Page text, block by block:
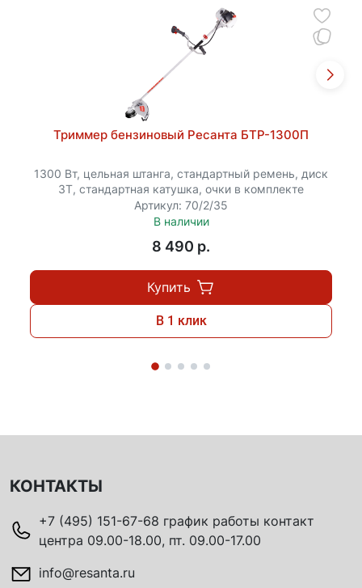
Триммер бензиновый Ресанта БТР-1300П
1300 Вт, цельная штанга, стандартный ремень, диск
3Т, стандартная катушка, очки в комплекте
Артикул: 70/2/35
В наличии
8 490 p.
Купить
В 1 клик
КОНТАКТЫ
+7 (495) 151-67-68 график работы контакт
центра 09.00-18.00, пт. 09.00-17.00
info@resanta.ru